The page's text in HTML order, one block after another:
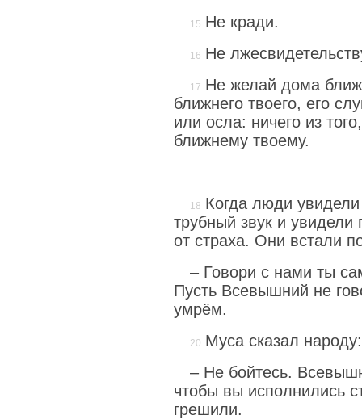
Не кради.
Не
Не желай дома
ближнего твоего, его
или осла: ничего из
ближнему твоему.
Когда люди
трубный звук и
от страха. Они встали
– Говори с нами ты
Пусть Всевышний не
умрём.
Муса сказал народу:
– Не бойтесь.
чтобы вы исполнились
грешили.